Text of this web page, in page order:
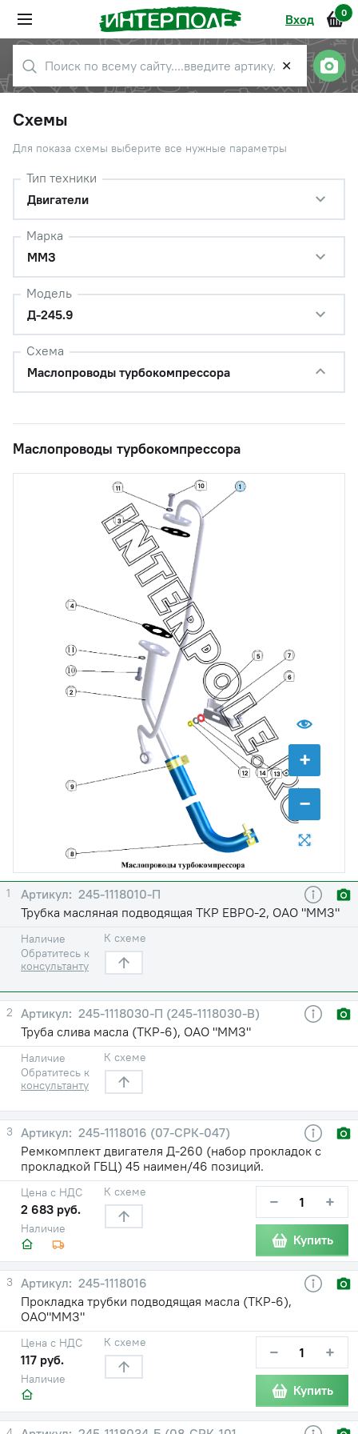
Вход 0
✕
Схемы
Для показа схемы выберите все нужные параметры
Тип техники
Двигатели
Марка
ММЗ
Модель
Д-245.9
Схема
Маслопроводы турбокомпрессора
Маслопроводы турбокомпрессора
+
−
1
2
3
4
5
6
7
8
9
10
11
12 13
14
1
245-1118010-П
Трубка масляная подводящая ТКР ЕВРО-2, ОАО "ММЗ"
Наличие
Обратитесь к
консультанту
К схеме
2
245-1118030-П (245-1118030-В)
Труба слива масла (ТКР-6), ОАО "ММЗ"
Наличие
Обратитесь к
консультанту
К схеме
3
245-1118016 (07-СРК-047)
Ремкомплект двигателя Д-260 (набор прокладок с
прокладкой ГБЦ) 45 наимен/46 позиций.
Наличие
Цена с НДС
2 683 руб.
К схеме − +
Купить
3
245-1118016
Прокладка трубки подводящая масла (ТКР-6),
ОАО"ММЗ"
Наличие
Цена с НДС
117 руб.
К схеме − +
Купить